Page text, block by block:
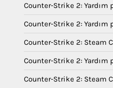
Counter-Strike 2:
Counter-Strike 2: Yardım
Counter-Strike 2: Steam
Counter-Strike 2: Yardım
Counter-Strike 2: Steam